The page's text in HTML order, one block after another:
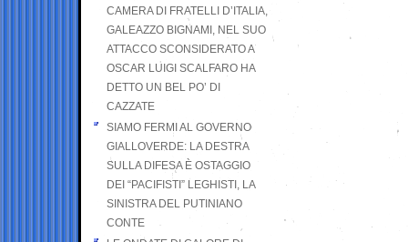
CAMERA DI FRATELLI D’ITALIA,
GALEAZZO BIGNAMI, NEL SUO
ATTACCO SCONSIDERATO A
OSCAR LUIGI SCALFARO HA
DETTO UN BEL PO’ DI
CAZZATE
SIAMO FERMI AL GOVERNO
GIALLOVERDE: LA DESTRA
SULLA DIFESA È OSTAGGIO
DEI “PACIFISTI” LEGHISTI, LA
SINISTRA DEL PUTINIANO
CONTE